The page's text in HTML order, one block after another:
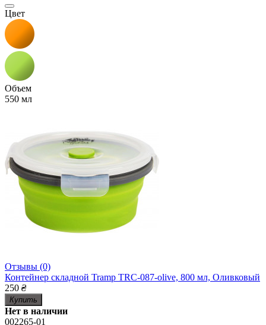
Цвет
Объем
550 мл
Отзывы (0)
Контейнер складной Tramp TRC-087-olive, 800 мл, Оливковый
250 ₴
Купить
Нет в наличии
002265-01